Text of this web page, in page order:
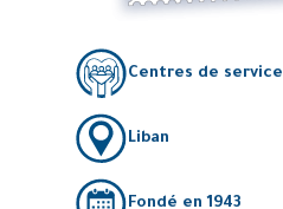
Centres de service
Liban
Fondé en 1943